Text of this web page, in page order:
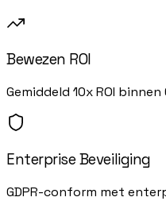
Bewezen ROI
Gemiddeld 10x ROI
Enterprise Beveiliging
GDPR-conform met